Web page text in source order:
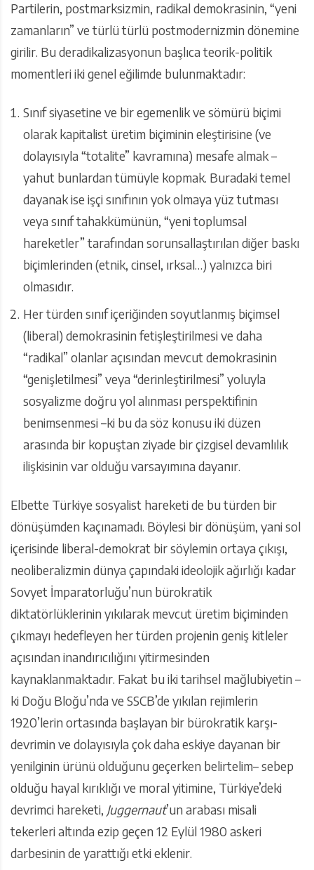
Partilerin, postmarksizmin, radikal demokrasinin, “yeni
zamanların” ve türlü türlü postmodernizmin dönemine
girilir. Bu deradikalizasyonun başlıca teorik-politik
momentleri iki genel eğilimde bulunmaktadır:
Sınıf siyasetine ve bir egemenlik ve sömürü biçimi
olarak kapitalist üretim biçiminin eleştirisine (ve
dolayısıyla “totalite” kavramına) mesafe almak –
yahut bunlardan tümüyle kopmak. Buradaki temel
dayanak ise işçi sınıfının yok olmaya yüz tutması
veya sınıf tahakkümünün, “yeni toplumsal
hareketler” tarafından sorunsallaştırılan diğer baskı
biçimlerinden (etnik, cinsel, ırksal…) yalnızca biri
olmasıdır.
Her türden sınıf içeriğinden soyutlanmış biçimsel
(liberal) demokrasinin fetişleştirilmesi ve daha
“radikal” olanlar açısından mevcut demokrasinin
“genişletilmesi” veya “derinleştirilmesi” yoluyla
sosyalizme doğru yol alınması perspektifinin
benimsenmesi –ki bu da söz konusu iki düzen
arasında bir kopuştan ziyade bir çizgisel devamlılık
ilişkisinin var olduğu varsayımına dayanır.
Elbette Türkiye sosyalist hareketi de bu türden bir
dönüşümden kaçınamadı. Böylesi bir dönüşüm, yani sol
içerisinde liberal-demokrat bir söylemin ortaya çıkışı,
neoliberalizmin dünya çapındaki ideolojik ağırlığı kadar
Sovyet İmparatorluğu’nun bürokratik
diktatörlüklerinin yıkılarak mevcut üretim biçiminden
çıkmayı hedefleyen her türden projenin geniş kitleler
açısından inandırıcılığını yitirmesinden
kaynaklanmaktadır. Fakat bu iki tarihsel mağlubiyetin –
ki Doğu Bloğu’nda ve SSCB’de yıkılan rejimlerin
1920’lerin ortasında başlayan bir bürokratik karşı-
devrimin ve dolayısıyla çok daha eskiye dayanan bir
yenilginin ürünü olduğunu geçerken belirtelim– sebep
olduğu hayal kırıklığı ve moral yitimine, Türkiye’deki
devrimci hareketi, Juggernaut’un arabası misali
tekerleri altında ezip geçen 12 Eylül 1980 askeri
darbesinin de yarattığı etki eklenir.